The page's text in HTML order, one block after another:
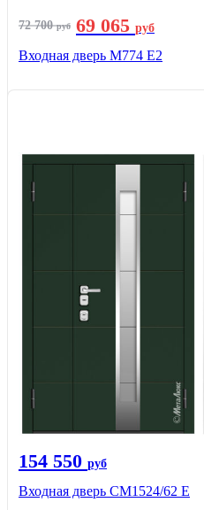
72 700руб 69 065 руб
Входная дверь М774 E2
154 550 руб
Входная дверь CМ1524/62 Е